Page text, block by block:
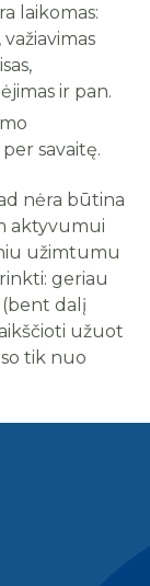
laikomas:
ir pan.
savaitę.
nėra būtina
aktyvumui
užimtumu
geriau
(bent dalį
užuot
tik nuo